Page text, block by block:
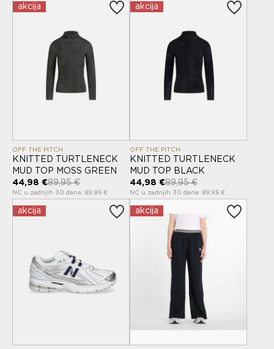
akcija
OFF THE PITCH
KNITTED TURTLENECK
MUD TOP MOSS GREEN
44,98 €89,95 €
NC u zadnjih 30 dana: 89,95 €
akcija
OFF THE PITCH
KNITTED TURTLENECK
MUD TOP BLACK
44,98 €89,95 €
NC u zadnjih 30 dana: 89,95 €
akcija akcija